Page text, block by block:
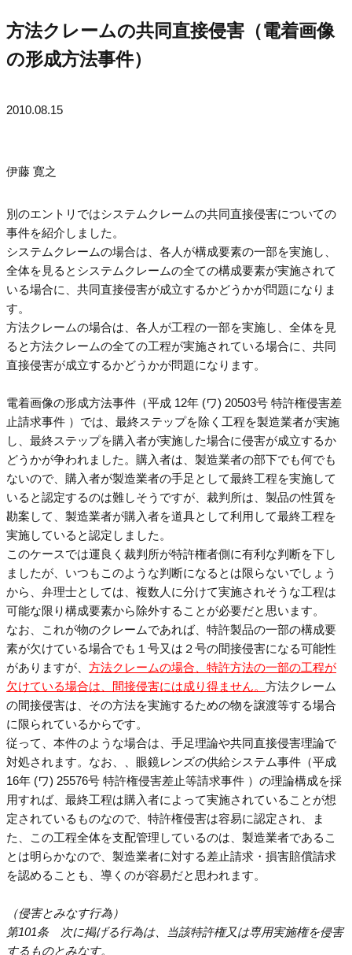
方法クレームの共同直接侵害（電着画像
の形成方法事件）
2010.08.15
伊藤 寛之
別のエントリではシステムクレームの共同直接侵害についての
事件を紹介しました。
システムクレームの場合は、各人が構成要素の一部を実施し、
全体を見るとシステムクレームの全ての構成要素が実施されて
いる場合に、共同直接侵害が成立するかどうかが問題になりま
す。
方法クレームの場合は、各人が工程の一部を実施し、全体を見
ると方法クレームの全ての工程が実施されている場合に、共同
直接侵害が成立するかどうかが問題になります。
電着画像の形成方法事件（平成 12年 (ワ) 20503号 特許権侵害差
止請求事件 ） では、最終ステップを除く工程を製造業者が実施
し、最終ステップを購入者が実施した場合に侵害が成立するか
どうかが争われました。購入者は、製造業者の部下でも何でも
ないので、購入者が製造業者の手足として最終工程を実施して
いると認定するのは難しそうですが、裁判所は、製品の性質を
勘案して、製造業者が購入者を道具として利用して最終工程を
実施していると認定しました。
このケースでは運良く裁判所が特許権者側に有利な判断を下し
ましたが、いつもこのような判断になるとは限らないでしょう
から、弁理士としては、複数人に分けて実施されそうな工程は
可能な限り構成要素から除外することが必要だと思います。
なお、これが物のクレームであれば、特許製品の一部の構成要
素が欠けている場合でも１号又は２号の間接侵害になる可能性
がありますが、 方法クレームの場合、特許方法の一部の工程が
欠けている場合は、間接侵害には成り得ません。 方法クレーム
の間接侵害は、その方法を実施するための物を譲渡等する場合
に限られているからです。
従って、本件のような場合は、手足理論や共同直接侵害理論で
対処されます。なお、
、眼鏡レンズの供給システム事件（平成
16年 (ワ) 25576号 特許権侵害差止等請求事件 ） の理論構成を採
用すれば、最終工程は購入者によって実施されていることが想
定されているものなので、特許権侵害は容易に認定され、ま
た、この工程全体を支配管理しているのは、製造業者であるこ
とは明らかなので、製造業者に対する差止請求・損害賠償請求
を認めることも、導くのが容易だと思われます。
（侵害とみなす行為）
第101条 次に掲げる行為は、当該特許権又は専用実施権を侵害
するものとみなす。